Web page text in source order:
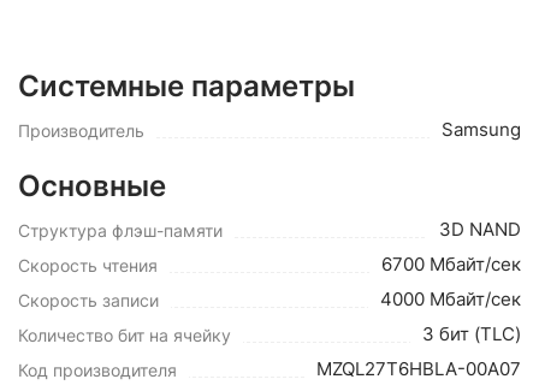
Системные параметры
Производитель Samsung
Основные
Структура флэш-памяти 3D NAND
Cкорость чтения 6700 Мбайт/сек
Cкорость записи 4000 Мбайт/сек
Количество бит на ячейку 3 бит (TLC)
Код производителя MZQL27T6HBLA-00A07